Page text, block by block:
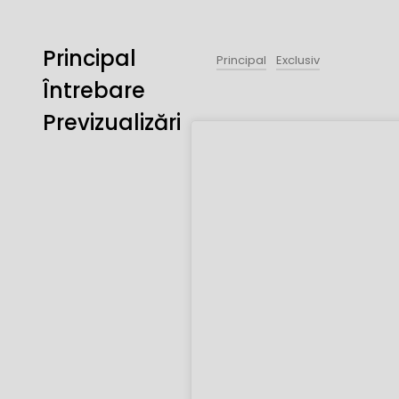
Principal
Întrebare
Previzualizări
Principal Exclusiv